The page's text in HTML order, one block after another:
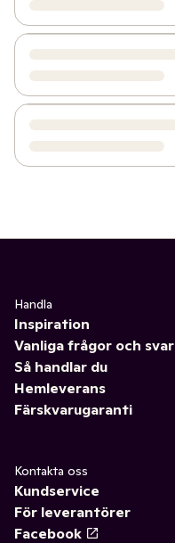
Handla
Inspiration
Vanliga frågor och svar
Så handlar du
Hemleverans
Färskvarugaranti
Kontakta oss
Kundservice
För leverantörer
Facebook